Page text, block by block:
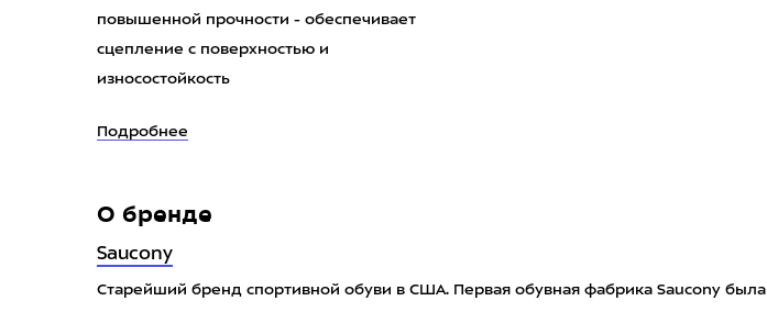
повышенной прочности - обеспечивает
сцепление с поверхностью и
износостойкость
Подробнее
О бренде
Saucony
Старейший бренд спортивной обуви в США. Первая обувная фабрика Saucony была